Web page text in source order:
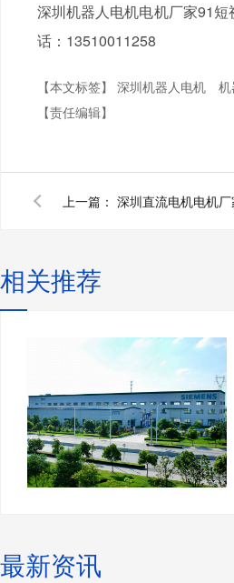
深圳机器人电机电机厂家91
话：13510011258
【本文标签】 深圳机器人电机
【责任编辑】
上一篇：
相关推荐
最新资讯